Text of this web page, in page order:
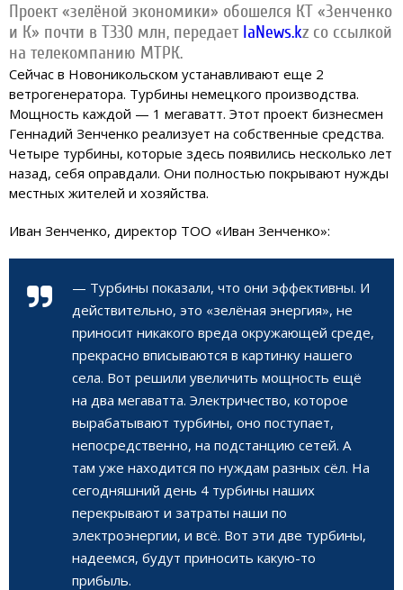
Проект «зелёной экономики» обошелся КТ «Зенченко
и К» почти в Т330 млн, передает IaNews.kz со ссылкой
на телекомпанию МТРК.
Сейчас в Новоникольском устанавливают еще 2
ветрогенератора. Турбины немецкого производства.
Мощность каждой — 1 мегаватт. Этот проект бизнесмен
Геннадий Зенченко реализует на собственные средства.
Четыре турбины, которые здесь появились несколько лет
назад, себя оправдали. Они полностью покрывают нужды
местных жителей и хозяйства.
Иван Зенченко, директор ТОО «Иван Зенченко»:
— Турбины показали, что они эффективны. И
действительно, это «зелёная энергия», не
приносит никакого вреда окружающей среде,
прекрасно вписываются в картинку нашего
села. Вот решили увеличить мощность ещё
на два мегаватта. Электричество, которое
вырабатывают турбины, оно поступает,
непосредственно, на подстанцию сетей. А
там уже находится по нуждам разных сёл. На
сегодняшний день 4 турбины наших
перекрывают и затраты наши по
электроэнергии, и всё. Вот эти две турбины,
надеемся, будут приносить какую-то
прибыль.